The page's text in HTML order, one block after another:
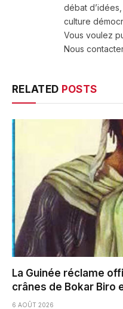
débat d’idées,
culture
Vous voulez
Nous
RELATED POSTS
La Guinée réclame
crânes de Bokar Biro
6 AOÛT 2026